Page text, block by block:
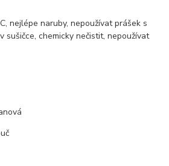
nejlépe naruby, nepoužívat prášek s
sušičce, chemicky nečistit, nepoužívat